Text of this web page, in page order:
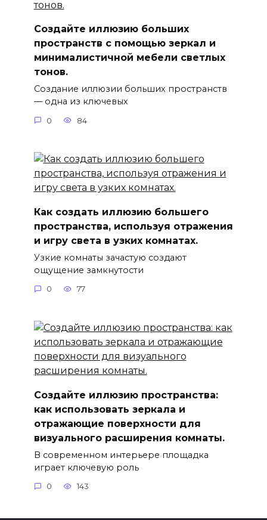
Создайте иллюзию больших
пространств с помощью зеркал и
минималистичной мебели светлых
тонов.
Создание иллюзии больших пространств
— одна из ключевых
0 84
Как создать иллюзию большего
пространства, используя отражения
и игру света в узких комнатах.
Узкие комнаты зачастую создают
ощущение замкнутости
0 77
Создайте иллюзию пространства:
как использовать зеркала и
отражающие поверхности для
визуального расширения комнаты.
В современном интерьере площадка
играет ключевую роль
0 143